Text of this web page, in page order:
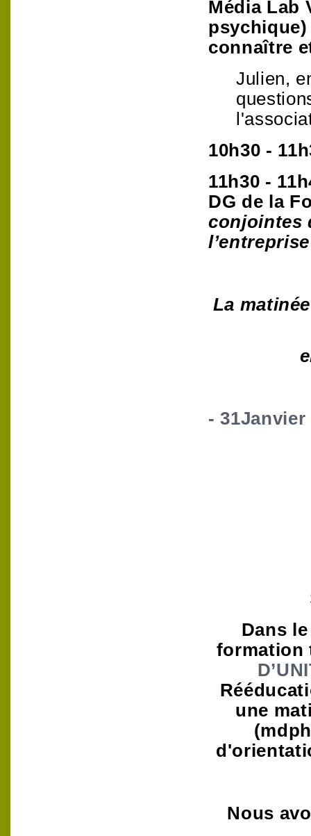
Média Lab
connaître
Julien,
10h30 -
11h30 -
DG de la
conjointes
La
- 31Janvier
Dans
formation
une
Nous